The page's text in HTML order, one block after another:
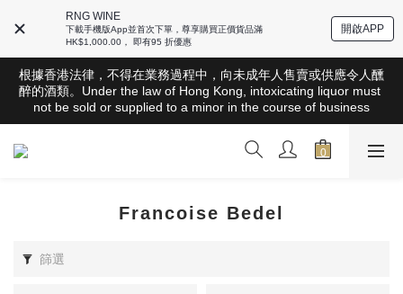
RNG WINE
下載手機版App並首次下單，尊享購買正價貨品滿
HK$1,000.00， 即有95 折優惠
開啟APP
根據香港法律，不得在業務過程中，向未成年人售賣或供應令人醺
醉的酒類。Under the law of Hong Kong, intoxicating liquor must
not be sold or supplied to a minor in the course of business
根據香港法律，不得在業務過程中，向未成年人售賣或供應令人醺
醉的酒類。Under the law of Hong Kong, intoxicating liquor must
not be sold or supplied to a minor in the course of business
全店滿HK$1000 免運費（香港）； HK$2500 免運費（澳門）；
SGD800 免運費（新加坡）；TWD20,000免運費（台灣）；
根據香港法律，不得在業務過程中，向未成年人售賣或供應令人醺
醉的酒類。Under the law of Hong Kong, intoxicating liquor must
Francoise Bedel
篩選